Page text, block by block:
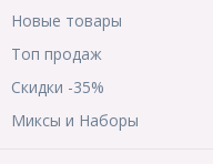
Новые товары
Топ продаж
Скидки -35%
Миксы и Наборы